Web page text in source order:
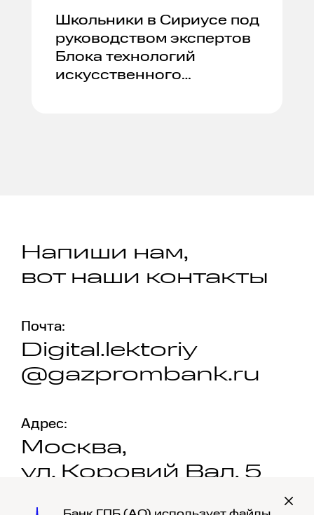
Школьники в Сириусе под
руководством экспертов
Блока технологий
искусственного
Напиши нам,
вот наши контакты
Почта:
Digital.lektoriy
@gazprombank.ru
Адрес:
Москва,
ул. Коровий Вал, 5